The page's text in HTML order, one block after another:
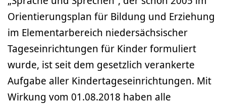
Orientierungsplan für Bildung und Erziehung
im Elementarbereich niedersächsischer
Tageseinrichtungen für Kinder formuliert
wurde, ist seit dem gesetzlich verankerte
Aufgabe aller Kindertageseinrichtungen. Mit
Wirkung vom 01.08.2018 haben alle